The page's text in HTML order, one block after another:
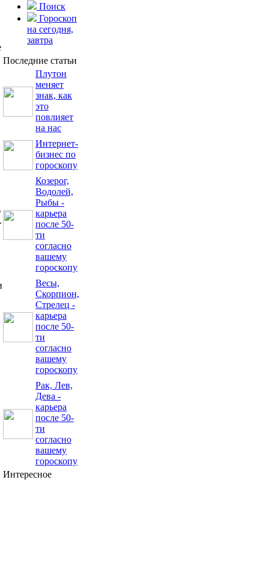
Поиск
Гороскоп
на сегодня,
завтра
Последние статьи
Плутон
меняет
знак, как
это
повлияет
на нас
Интернет-
бизнес по
гороскопу
Козерог,
Водолей,
Рыбы -
карьера
после 50-
ти
согласно
вашему
гороскопу
Весы,
Скорпион,
Стрелец -
карьера
после 50-
ти
согласно
вашему
гороскопу
Рак, Лев,
Дева -
карьера
после 50-
ти
согласно
вашему
гороскопу
Интересное